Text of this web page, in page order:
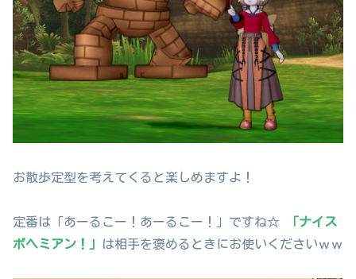
お散歩定型を考えてくると楽しめますよ！
定番は「あーるこー！あーるこー！」ですね☆
「ナイス
ボヘミアン！」
は相手を褒めるときにお使いくださいｗｗ